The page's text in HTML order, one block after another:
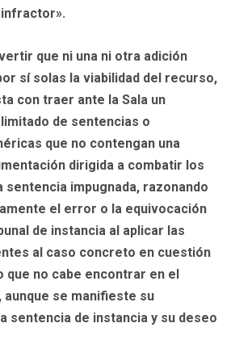
que ni una ni otra adición
sí solas la viabilidad del recurso,
con traer ante la Sala un
de sentencias o
que no contengan una
dirigida a combatir los
sentencia impugnada, razonando
el error o la equivocación
de instancia al aplicar las
al caso concreto en cuestión
que no cabe encontrar en el
se manifieste su
sentencia de instancia y su deseo